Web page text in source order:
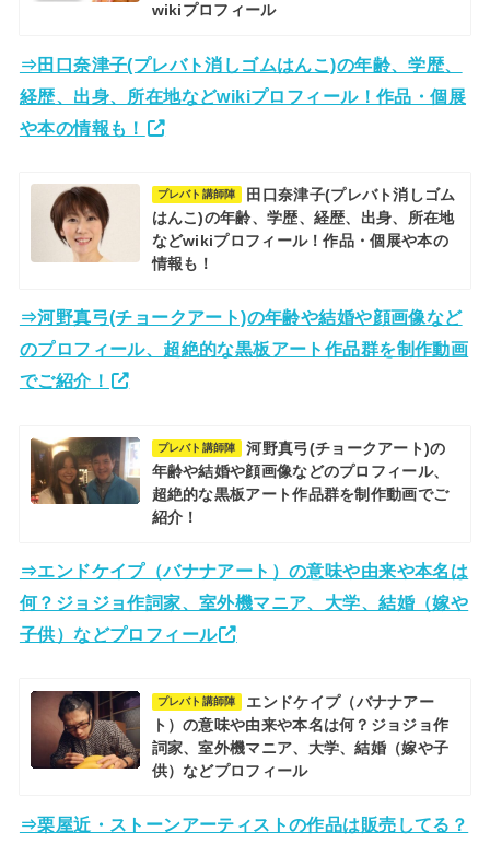
wikiプロフィール
⇒田口奈津子(プレバト消しゴムはんこ)の年齢、学歴、
経歴、出身、所在地などwikiプロフィール！作品・個展
や本の情報も！
プレバト講師陣
田口奈津子(プレバト消しゴム
はんこ)の年齢、学歴、経歴、出身、所在地
などwikiプロフィール！作品・個展や本の
情報も！
⇒河野真弓(チョークアート)の年齢や結婚や顔画像など
のプロフィール、超絶的な黒板アート作品群を制作動画
でご紹介！
プレバト講師陣
河野真弓(チョークアート)の
年齢や結婚や顔画像などのプロフィール、
超絶的な黒板アート作品群を制作動画でご
紹介！
⇒エンドケイプ（バナナアート）の意味や由来や本名は
何？ジョジョ作詞家、室外機マニア、大学、結婚（嫁や
子供）などプロフィール
プレバト講師陣
エンドケイプ（バナナアー
ト）の意味や由来や本名は何？ジョジョ作
詞家、室外機マニア、大学、結婚（嫁や子
供）などプロフィール
⇒栗屋近・ストーンアーティストの作品は販売してる？